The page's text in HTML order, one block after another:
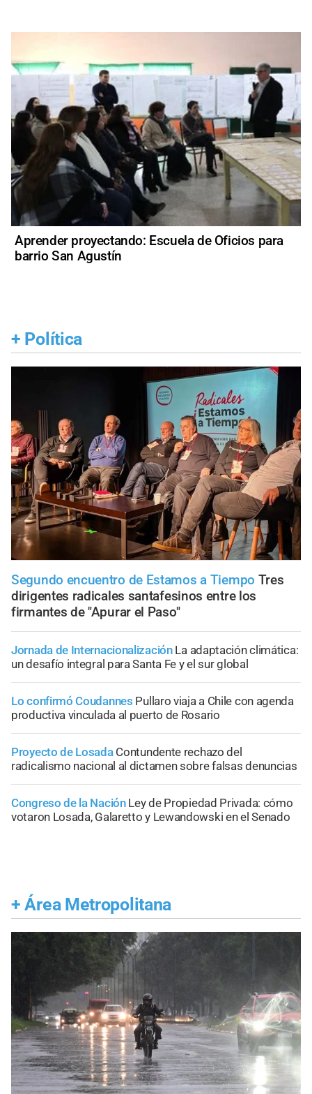
Aprender proyectando: Escuela de Oficios para
barrio San Agustín
+ Política
Segundo encuentro de Estamos a Tiempo Tres
dirigentes radicales santafesinos entre los
firmantes de "Apurar el Paso"
Jornada de Internacionalización La adaptación climática:
un desafío integral para Santa Fe y el sur global
Lo confirmó Coudannes Pullaro viaja a Chile con agenda
productiva vinculada al puerto de Rosario
Proyecto de Losada Contundente rechazo del
radicalismo nacional al dictamen sobre falsas denuncias
Congreso de la Nación Ley de Propiedad Privada: cómo
votaron Losada, Galaretto y Lewandowski en el Senado
+ Área Metropolitana